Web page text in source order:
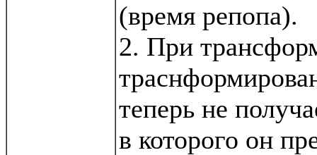
(время репопа).
2. При
теперь не
в которого он